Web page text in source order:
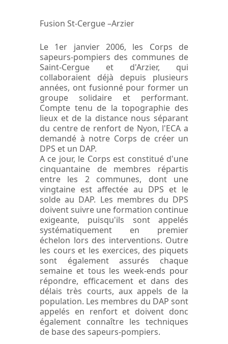
Fusion St-Cergue –Arzier
Le 1er janvier 2006, les Corps de
sapeurs-pompiers des communes de
Saint-Cergue et d'Arzier, qui
collaboraient déjà depuis plusieurs
années, ont fusionné pour former un
groupe solidaire et performant.
Compte tenu de la topographie des
lieux et de la distance nous séparant
du centre de renfort de Nyon, l'ECA a
demandé à notre Corps de créer un
DPS et un DAP.
A ce jour, le Corps est constitué d'une
cinquantaine de membres répartis
entre les 2 communes, dont une
vingtaine est affectée au DPS et le
solde au DAP. Les membres du DPS
doivent suivre une formation continue
exigeante, puisqu'ils sont appelés
systématiquement en premier
échelon lors des interventions. Outre
les cours et les exercices, des piquets
sont également assurés chaque
semaine et tous les week-ends pour
répondre, efficacement et dans des
délais très courts, aux appels de la
population. Les membres du DAP sont
appelés en renfort et doivent donc
également connaître les techniques
de base des sapeurs-pompiers.